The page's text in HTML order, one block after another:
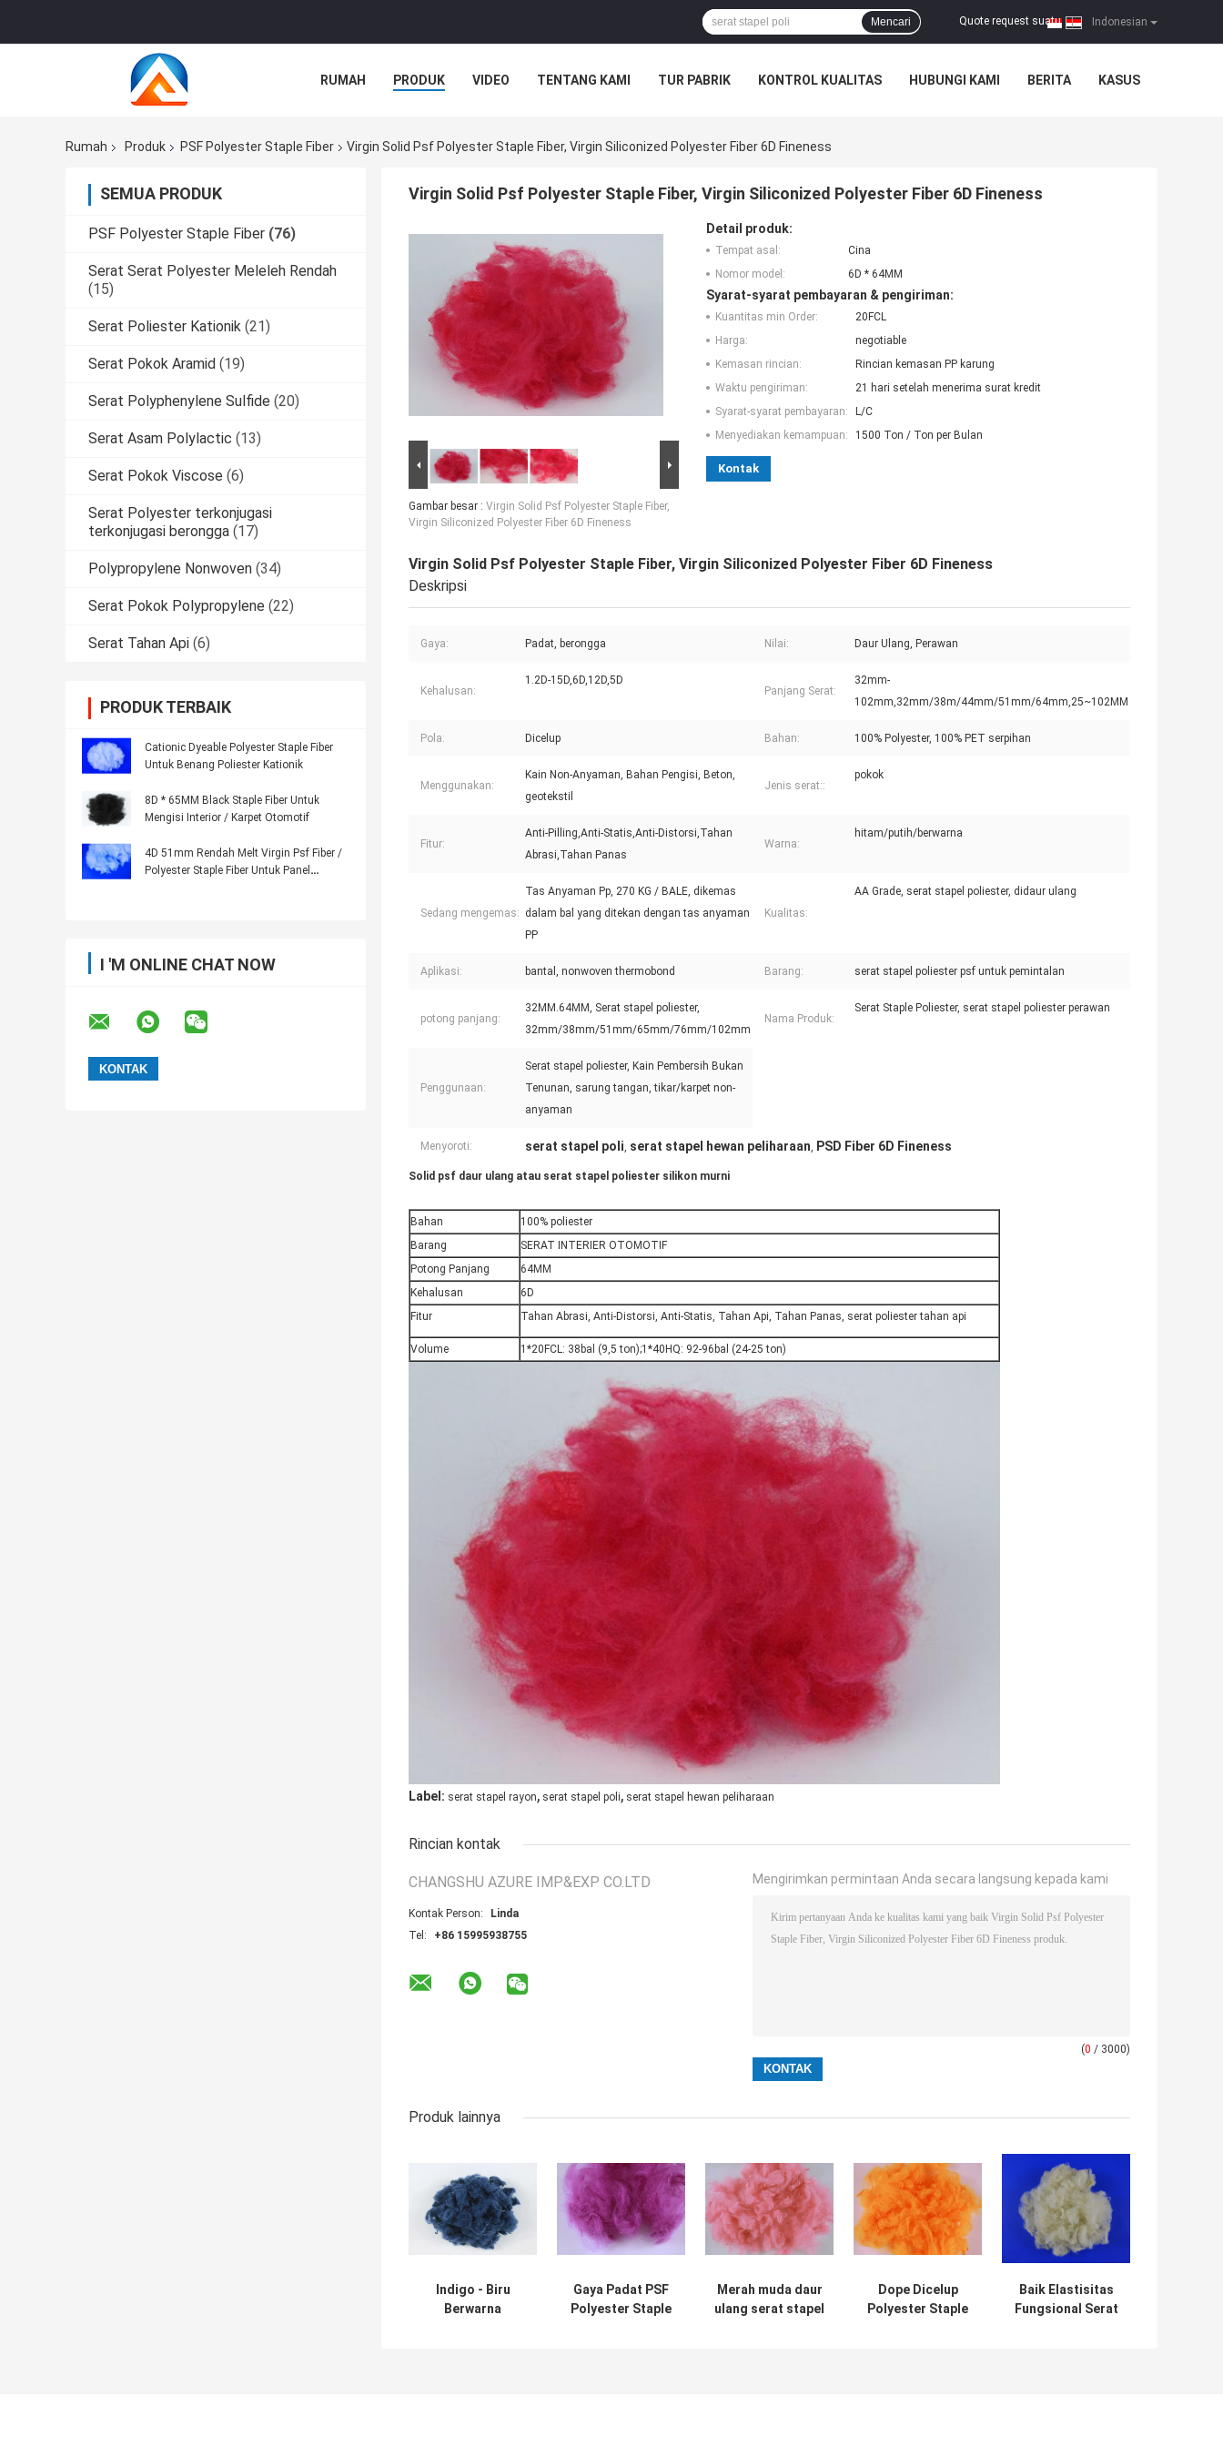
Indonesian
Quote request suatu |
Mencari
RUMAH PRODUK VIDEO TENTANG KAMI TUR PABRIK KONTROL KUALITAS HUBUNGI KAMI BERITA KASUS
Rumah Produk PSF Polyester Staple Fiber Virgin Solid Psf Polyester Staple Fiber, Virgin Siliconized Polyester Fiber 6D Fineness
SEMUA PRODUK
PSF Polyester Staple Fiber (76)
Serat Serat Polyester Meleleh Rendah
(15)
Serat Poliester Kationik (21)
Serat Pokok Aramid (19)
Serat Polyphenylene Sulfide (20)
Serat Asam Polylactic (13)
Serat Pokok Viscose (6)
Serat Polyester terkonjugasi
terkonjugasi berongga (17)
Polypropylene Nonwoven (34)
Serat Pokok Polypropylene (22)
Serat Tahan Api (6)
PRODUK TERBAIK
Cationic Dyeable Polyester Staple Fiber
Untuk Benang Poliester Kationik
8D * 65MM Black Staple Fiber Untuk
Mengisi Interior / Karpet Otomotif
4D 51mm Rendah Melt Virgin Psf Fiber /
Polyester Staple Fiber Untuk Panel
I 'M ONLINE CHAT NOW
Virgin Solid Psf Polyester Staple Fiber, Virgin Siliconized Polyester Fiber 6D Fineness
Gambar besar : Virgin Solid Psf Polyester Staple Fiber,
Virgin Siliconized Polyester Fiber 6D Fineness
Detail produk:
Tempat asal:
Cina
Nomor model:
6D * 64MM
Syarat-syarat pembayaran & pengiriman:
Kuantitas min Order:
20FCL
Harga:
negotiable
Kemasan rincian:
Rincian kemasan PP karung
Waktu pengiriman:
21 hari setelah menerima surat kredit
Syarat-syarat pembayaran:
L/C
Menyediakan kemampuan:
1500 Ton / Ton per Bulan
Kontak
Virgin Solid Psf Polyester Staple Fiber, Virgin Siliconized Polyester Fiber 6D Fineness
Deskripsi
Gaya: Padat, berongga Nilai: Daur Ulang, Perawan
Kehalusan:
1.2D-15D,6D,12D,5D
Panjang Serat:
32mm-
102mm,32mm/38m/44mm/51mm/64mm,25~102MM
Pola: Dicelup Bahan: 100% Polyester, 100% PET serpihan
Menggunakan:
Kain Non-Anyaman, Bahan Pengisi, Beton,
geotekstil
Jenis serat::
pokok
Fitur:
Anti-Pilling,Anti-Statis,Anti-Distorsi,Tahan
Abrasi,Tahan Panas
Warna:
hitam/putih/berwarna
Sedang mengemas:
Tas Anyaman Pp, 270 KG / BALE, dikemas
dalam bal yang ditekan dengan tas anyaman
PP
Kualitas:
AA Grade, serat stapel poliester, didaur ulang
Aplikasi: bantal, nonwoven thermobond Barang: serat stapel poliester psf untuk pemintalan
potong panjang:
32MM.64MM, Serat stapel poliester,
32mm/38mm/51mm/65mm/76mm/102mm
Nama Produk:
Serat Staple Poliester, serat stapel poliester perawan
Penggunaan:
Serat stapel poliester, Kain Pembersih Bukan
Tenunan, sarung tangan, tikar/karpet non-
anyaman
Menyoroti: serat stapel poli, serat stapel hewan peliharaan, PSD Fiber 6D Fineness
Solid psf daur ulang atau serat stapel poliester silikon murni
Bahan
100% poliester
Barang
SERAT INTERIER OTOMOTIF
Potong Panjang
64MM
Kehalusan
6D
Fitur
Tahan Abrasi, Anti-Distorsi, Anti-Statis, Tahan Api, Tahan Panas, serat poliester tahan api
Volume 1*20FCL: 38bal (9,5 ton);1*40HQ: 92-96bal (24-25 ton)
Label: serat stapel rayon, serat stapel poli, serat stapel hewan peliharaan
Rincian kontak
CHANGSHU AZURE IMP&EXP CO.LTD
Kontak Person:
Linda
Tel:
+86 15995938755
Mengirimkan permintaan Anda secara langsung kepada kami
(0 / 3000)
Produk lainnya
Indigo - Biru
Berwarna
Gaya Padat PSF
Polyester Staple
Merah muda daur
ulang serat stapel
Dope Dicelup
Polyester Staple
Baik Elastisitas
Fungsional Serat